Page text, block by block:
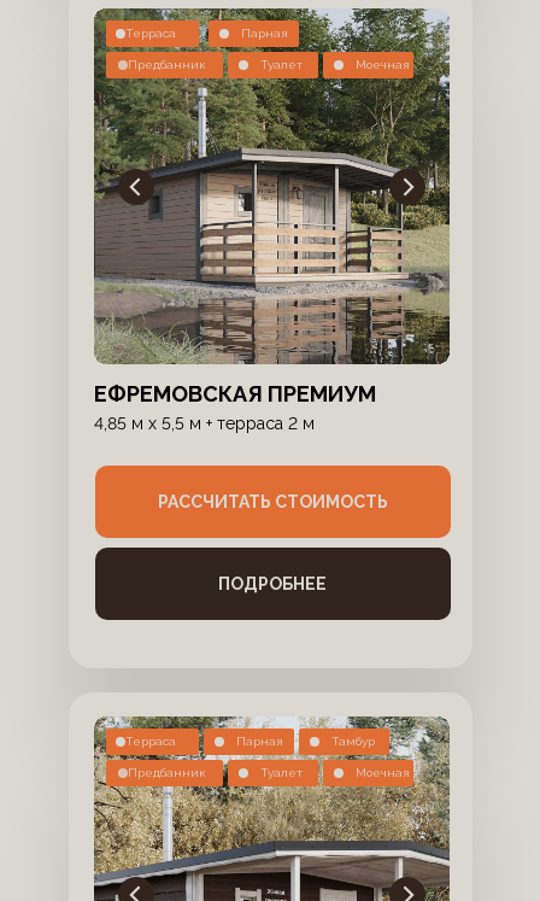
ЕФРЕМОВСКАЯ ПРЕМИУМ
4,85 м x 5,5 м + терраса 2 м
РАССЧИТАТЬ СТОИМОСТЬ
ПОДРОБНЕЕ
Предбанник Туалет Моечная
Парная
Терраса
Тамбур
Парная
Моечная
Туалет
Предбанник
Терраса